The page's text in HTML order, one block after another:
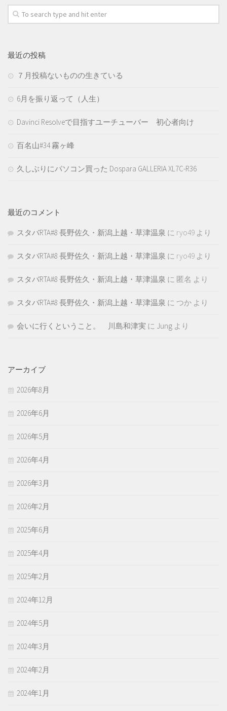
最近の投稿
７月投稿ないものの生きている
6月を振り返って（人生）
Davinci Resolveで目指すユーチューバー 初心者向け
百名山#34 霧ヶ峰
久しぶりにパソコン買った Dospara GALLERIA XL7C-R36
最近のコメント
スタバRTA#8 長野佐久・新潟上越・草津温泉 に ryo49 より
スタバRTA#8 長野佐久・新潟上越・草津温泉 に ryo49 より
スタバRTA#8 長野佐久・新潟上越・草津温泉 に 匿名 より
スタバRTA#8 長野佐久・新潟上越・草津温泉 に つか より
会いに行くということ。 川島和津実 に Jung より
アーカイブ
2026年8月
2026年6月
2026年5月
2026年4月
2026年3月
2026年2月
2025年6月
2025年4月
2025年2月
2024年12月
2024年5月
2024年3月
2024年2月
2024年1月